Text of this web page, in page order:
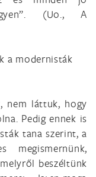
(Uo., A
a modernisták
nem láttuk, hogy
Pedig ennek is
tana szerint, a
megismernünk,
beszéltünk